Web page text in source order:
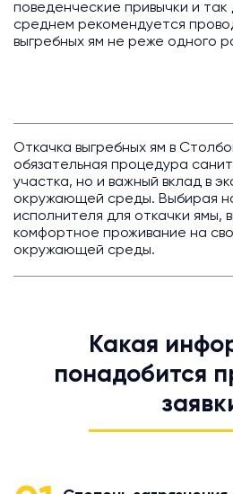
поведенческие привычки и так
среднем рекомендуется
выгребных ям не реже одного
Откачка выгребных ям в
обязательная процедура
участка, но и важный вклад в
окружающей среды. Выбирая
исполнителя для откачки ямы,
комфортное проживание на
окружающей среды.
Какая
понадобится